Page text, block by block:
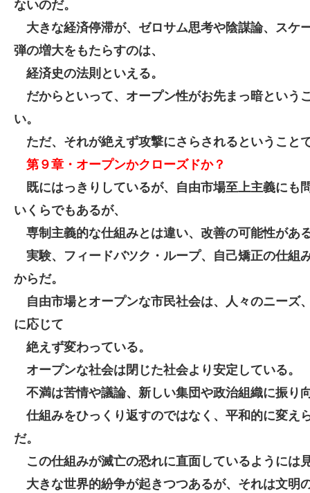
ないのだ。
大きな経済停滞が、ゼロサム思考や陰謀論、スケ
弾の増大をもたらすのは、
経済史の法則といえる。
だからといって、オープン性がお先まっ暗という
い。
ただ、それが絶えず攻撃にさらされるということ
第９章・オープンかクローズドか？
既にはっきりしているが、自由市場至上主義にも
いくらでもあるが、
専制主義的な仕組みとは違い、改善の可能性があ
実験、フィードバツク・ループ、 自己矯正の仕組
からだ。
自由市場とオープンな市民社会は、人々のニーズ
に応じて
絶えず変わっている。
オープンな社会は閉じた社会より安定している。
不満は苦情や議論、新しい集団や政治組織に振り
仕組みをひっくり返すのではなく、平和的に変え
だ。
この仕組みが滅亡の恐れに直面しているようには
大きな世界的紛争が起きつつあるが、それは文明